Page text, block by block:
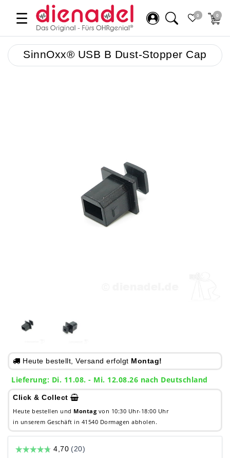
☰ 0 0
SinnOxx® USB B Dust-Stopper Cap
Heute bestellt, Versand erfolgt Montag!
Lieferung: Di. 11.08. - Mi. 12.08.26 nach Deutschland
Click & Collect
Heute bestellen und Montag von 10:30 Uhr-18:00 Uhr
in unserem Geschäft in 41540 Dormagen abholen.